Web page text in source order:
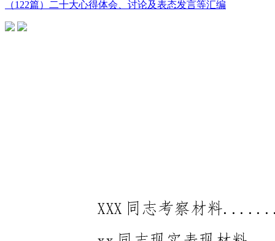
（122篇）二十大心得体会、讨论及表态发言等汇编